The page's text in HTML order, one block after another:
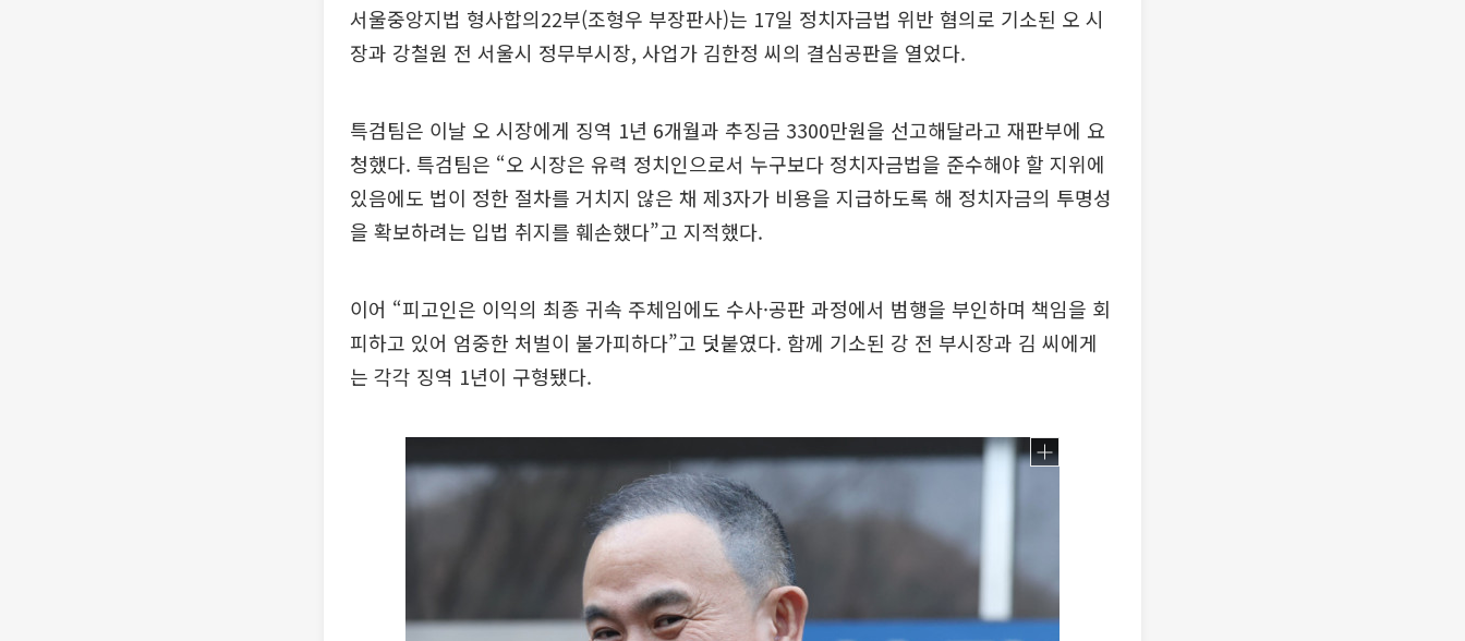
서울중앙지법 형사합의22부(조형우 부장판사)는 17일 정치자금법 위반 혐의로 기소된 오 시
장과 강철원 전 서울시 정무부시장, 사업가 김한정 씨의 결심공판을 열었다.
특검팀은 이날 오 시장에게 징역 1년 6개월과 추징금 3300만원을 선고해달라고 재판부에 요
청했다. 특검팀은 “오 시장은 유력 정치인으로서 누구보다 정치자금법을 준수해야 할 지위에
있음에도 법이 정한 절차를 거치지 않은 채 제3자가 비용을 지급하도록 해 정치자금의 투명성
을 확보하려는 입법 취지를 훼손했다”고 지적했다.
이어 “피고인은 이익의 최종 귀속 주체임에도 수사·공판 과정에서 범행을 부인하며 책임을 회
피하고 있어 엄중한 처벌이 불가피하다”고 덧붙였다. 함께 기소된 강 전 부시장과 김 씨에게
는 각각 징역 1년이 구형됐다.